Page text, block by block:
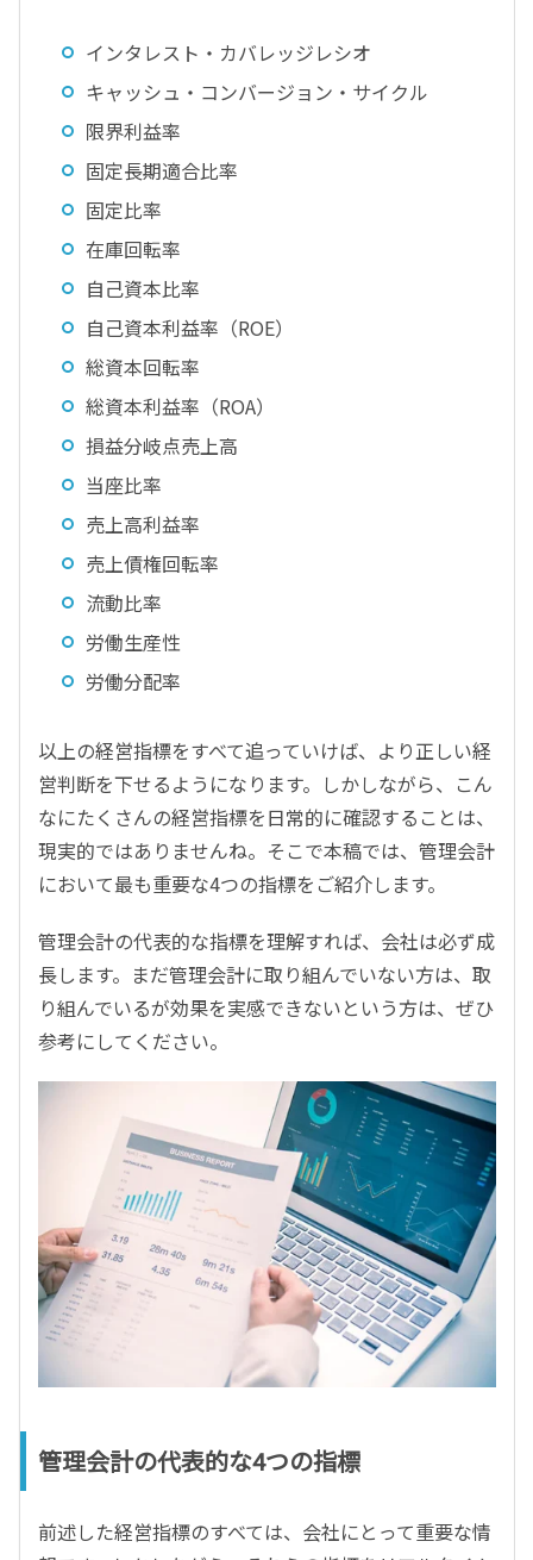
インタレスト・カバレッジレシオ
キャッシュ・コンバージョン・サイクル
限界利益率
固定長期適合比率
固定比率
在庫回転率
自己資本比率
自己資本利益率（ROE）
総資本回転率
総資本利益率（ROA）
損益分岐点売上高
当座比率
売上高利益率
売上債権回転率
流動比率
労働生産性
労働分配率
以上の経営指標をすべて追っていけば、より正しい経
営判断を下せるようになります。しかしながら、こん
なにたくさんの経営指標を日常的に確認することは、
現実的ではありませんね。そこで本稿では、管理会計
において最も重要な4つの指標をご紹介します。
管理会計の代表的な指標を理解すれば、会社は必ず成
長します。まだ管理会計に取り組んでいない方は、取
り組んでいるが効果を実感できないという方は、ぜひ
参考にしてください。
管理会計の代表的な4つの指標
前述した経営指標のすべては、会社にとって重要な情